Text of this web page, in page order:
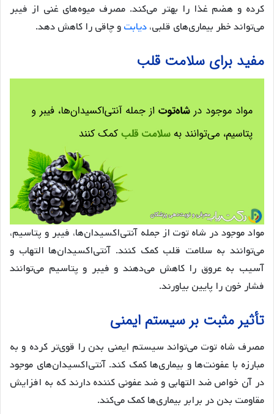
کرده و هضم غذا را بهتر می‌کند. مصرف میوه‌های غنی از فیبر
می‌تواند خطر بیماری‌های قلبی،دیابتو چاقی را کاهش دهد.
مفید برای سلامت قلب
مواد موجود در شاه توت از جمله آنتی‌اکسیدان‌ها، فیبر و پتاسیم،
می‌توانند به سلامت قلب کمک کنند. آنتی‌اکسیدان‌ها التهاب و
آسیب به عروق را کاهش می‌دهند و فیبر و پتاسیم می‌توانند
فشار خون را پایین بیاورند.
تأثیر مثبت بر سیستم ایمنی
مصرف شاه توت می‌تواند سیستم ایمنی بدن را قوی‌تر کرده و به
مبارزه با عفونت‌ها و بیماری‌ها کمک کند. آنتی‌اکسیدان‌های موجود
در آن خواص ضد التهابی و ضد عفونی کننده دارند که به افزایش
مقاومت بدن در برابر بیماری‌ها کمک می‌کند.